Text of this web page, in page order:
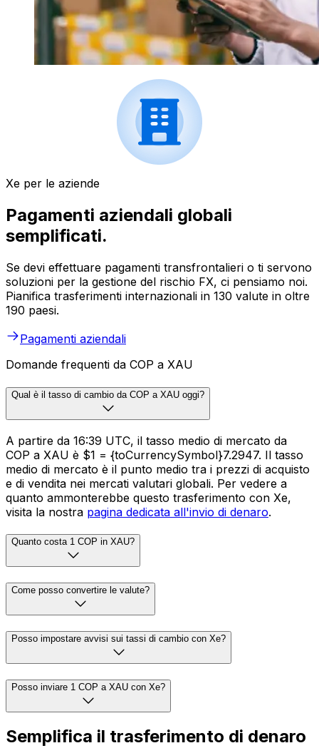
Xe per le aziende
Pagamenti aziendali globali
semplificati.
Se devi effettuare pagamenti transfrontalieri o ti servono
soluzioni per la gestione del rischio FX, ci pensiamo noi.
Pianifica trasferimenti internazionali in 130 valute in oltre
190 paesi.
Pagamenti aziendali
Domande frequenti da COP a XAU
Qual è il tasso di cambio da COP a XAU oggi?
A partire da 16:39 UTC, il tasso medio di mercato da
COP a XAU è $1 = {toCurrencySymbol}7.2947. Il tasso
medio di mercato è il punto medio tra i prezzi di acquisto
e di vendita nei mercati valutari globali. Per vedere a
quanto ammonterebbe questo trasferimento con Xe,
visita la nostra pagina dedicata all'invio di denaro.
Quanto costa 1 COP in XAU?
Come posso convertire le valute?
Posso impostare avvisi sui tassi di cambio con Xe?
Posso inviare 1 COP a XAU con Xe?
Semplifica il trasferimento di denaro